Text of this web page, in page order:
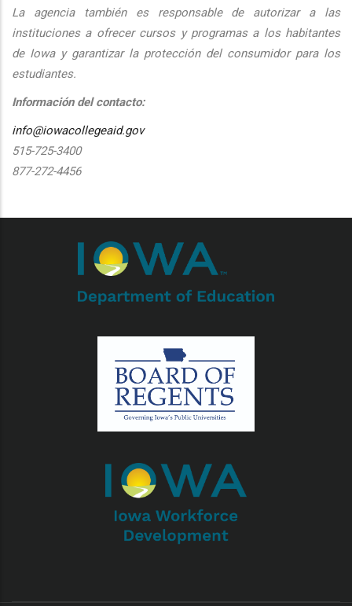
La agencia también es responsable de autorizar a las
instituciones a ofrecer cursos y programas a los habitantes
de Iowa y garantizar la protección del consumidor para los
estudiantes.
Información del contacto:
info@iowacollegeaid.gov
515-725-3400
877-272-4456